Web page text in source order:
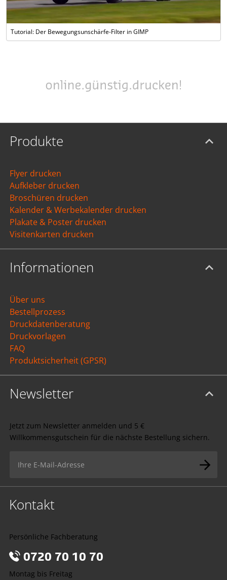
Tutorial: Der Bewegungsunschärfe-Filter in GIMP
Produkte
Flyer drucken
Aufkleber drucken
Broschüren drucken
Kalender & Werbekalender drucken
Plakate & Poster drucken
Visitenkarten drucken
Informationen
Über uns
Bestellprozess
Druckdatenberatung
Druckvorlagen
FAQ
Produktsicherheit (GPSR)
Newsletter
Jetzt zum Newsletter anmelden und 5 €
Willkommensgutschein für die nächste Bestellung sichern.
Kontakt
Persönliche Fachberatung
0720 70 10 70
Montag bis Freitag